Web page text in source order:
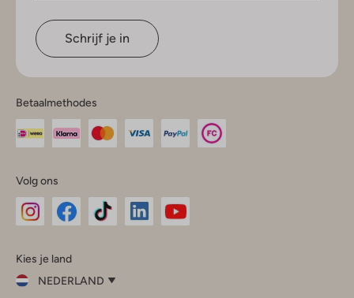
Schrijf je in
Betaalmethodes
Volg ons
InstagramFacebook
Kies je land
NEDERLAND